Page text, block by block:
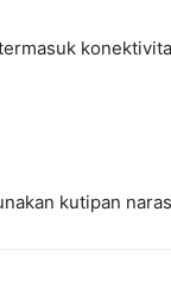
kutipan